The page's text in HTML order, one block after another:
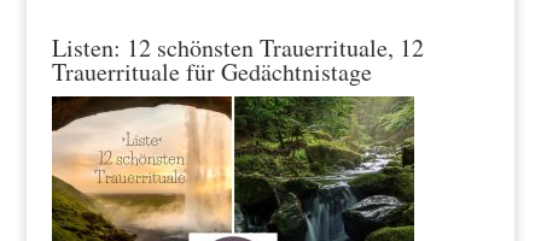
Listen: 12 schönsten Trauerrituale, 12
Trauerrituale für Gedächtnistage